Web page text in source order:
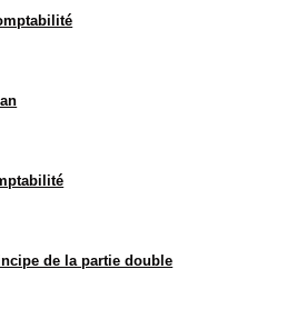
de la partie double